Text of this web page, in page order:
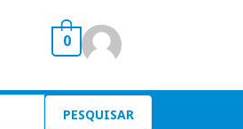
0
PESQUISAR